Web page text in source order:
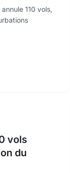
110 vols,
vols
du